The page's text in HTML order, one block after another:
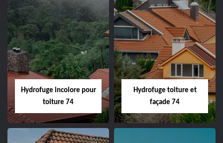
Hydrofuge incolore pour
toiture 74
Hydrofuge toiture et
façade 74